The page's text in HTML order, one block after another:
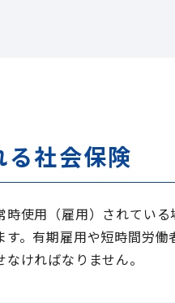
る社会保険
使用（雇用）されてい
。有期雇用や短時間労
ければなりません。